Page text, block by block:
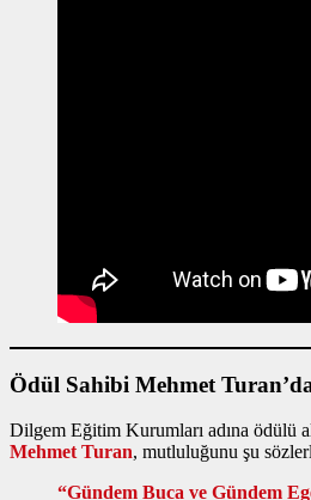
Ödül Sahibi Mehmet
Dilgem Eğitim Kurumları adına ödülü
Mehmet Turan, mutluluğunu şu
“Gündem Buca ve Gündem